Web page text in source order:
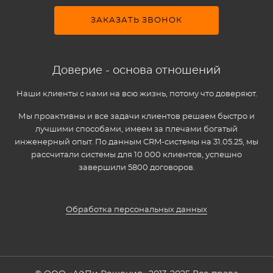
ЗАКАЗАТЬ ЗВОНОК
Доверие - основа отношений
Наши клиенты с нами на всю жизнь, потому что доверяют.
Мы проактивны и все задачи клиентов решаем быстро и
лучшими способами, имеем за плечами богатый
инженерный опыт. По данным CRM-системы на 31.05.25, мы
рассчитали системы для 10 000 клиентов, успешно
завершили 5800 договоров.
Обработка персональных данных